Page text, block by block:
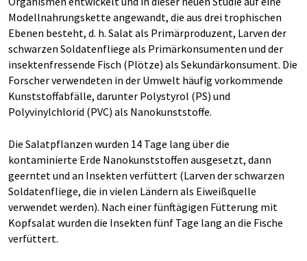
Modellnahrungskette angewandt, die aus drei trophischen
Ebenen besteht, d. h. Salat als Primärproduzent, Larven der
schwarzen Soldatenfliege als Primärkonsumenten und der
insektenfressende Fisch (Plötze) als Sekundärkonsument. Die
Forscher verwendeten in der Umwelt häufig vorkommende
Kunststoffabfälle, darunter Polystyrol (PS) und
Polyvinylchlorid (PVC) als Nanokunststoffe.
Die Salatpflanzen wurden 14 Tage lang über die
kontaminierte Erde Nanokunststoffen ausgesetzt, dann
geerntet und an Insekten verfüttert (Larven der schwarzen
Soldatenfliege, die in vielen Ländern als Eiweißquelle
verwendet werden). Nach einer fünftägigen Fütterung mit
Kopfsalat wurden die Insekten fünf Tage lang an die Fische
verfüttert.